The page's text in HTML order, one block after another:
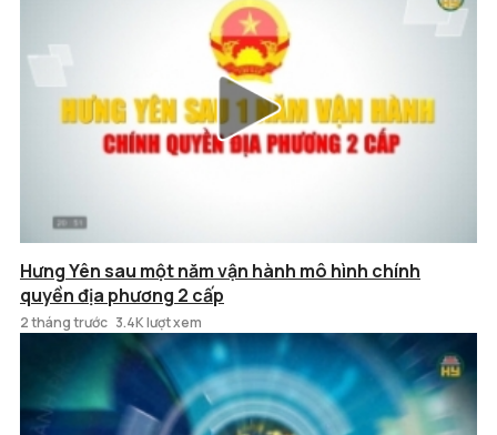
Hưng Yên sau một năm vận hành mô hình chính
quyền địa phương 2 cấp
2 tháng trước 3.4K lượt xem